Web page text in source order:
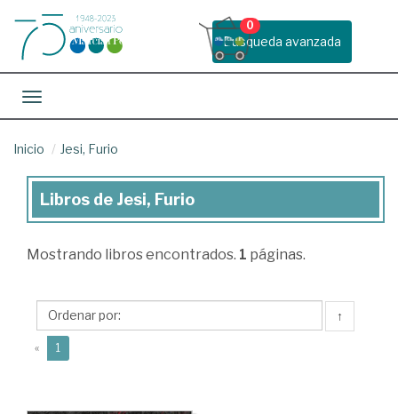
Busqueda avanzada
0
Toggle navigation
Inicio Jesi, Furio
Libros
Jesi,
Libros de Jesi, Furio
Mostrando libros encontrados. 1 páginas.
↑
« 1